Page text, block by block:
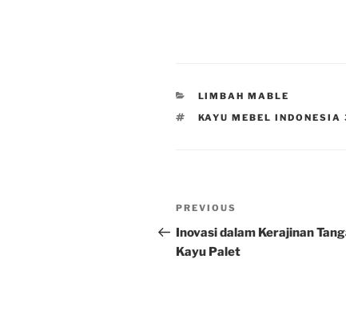
CATEGORIES
LIMBAH MABLE
TAGS
KAYU MEBEL INDONESIA
Post
navigation
Previous
Post
PREVIOUS
Inovasi dalam Kerajinan
Kayu Palet